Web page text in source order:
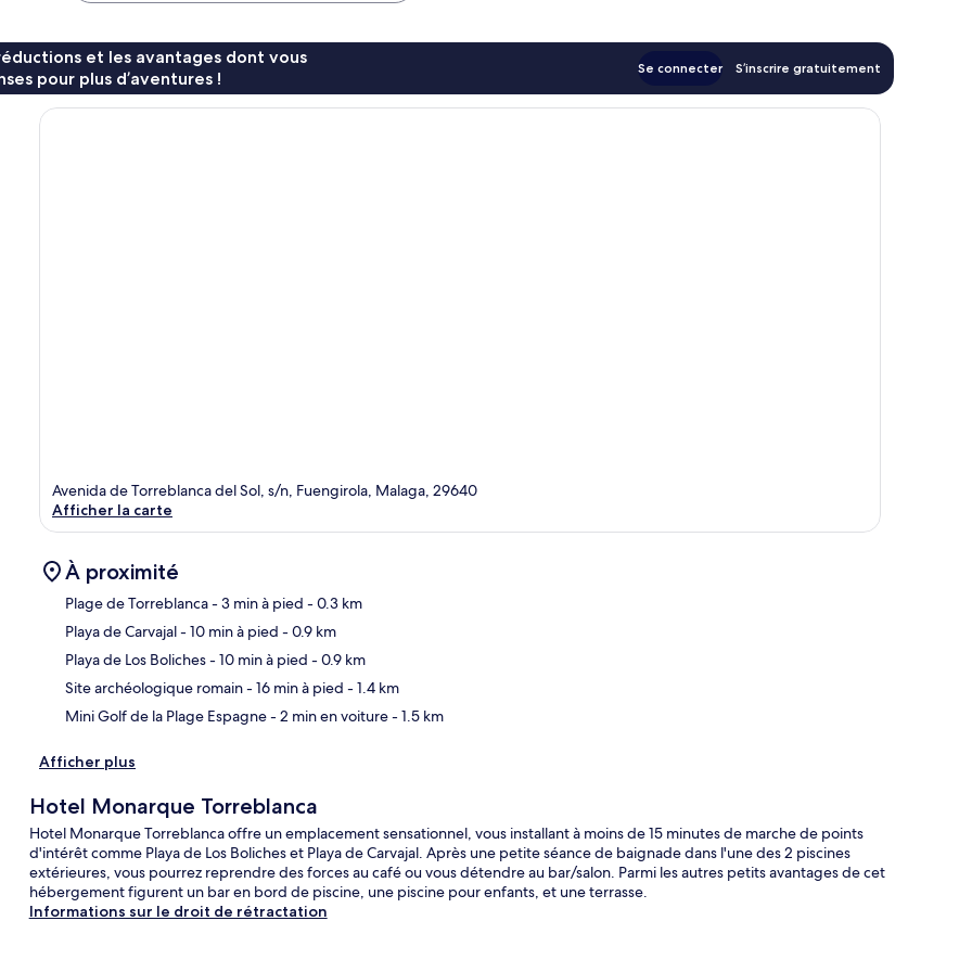
et les avantages dont vous
pour plus d’aventures !
Se connecter S’inscrire gratuitement
Avenida de Torreblanca del Sol, s/n, Fuengirola, Malaga, 29640
Afficher la carte
À proximité
Plage de Torreblanca- 3 min à pied - 0.3 km
Playa de Carvajal- 10 min à pied - 0.9 km
Playa de Los Boliches- 10 min à pied - 0.9 km
Site archéologique romain- 16 min à pied - 1.4 km
Mini Golf de la Plage Espagne- 2 min en voiture- 1.5 km
Afficher plus
Hotel Monarque Torreblanca
Hotel Monarque Torreblanca offre un emplacement sensationnel, vous installant à moins de 15 minutes de marche de points
d'intérêt comme Playa de Los Boliches et Playa de Carvajal. Après une petite séance de baignade dans l'une des 2 piscines
extérieures, vous pourrez reprendre des forces au café ou vous détendre au bar/salon. Parmi les autres petits avantages de cet
hébergement figurent un bar en bord de piscine, une piscine pour enfants, et une terrasse.
Informations sur le droit de rétractation